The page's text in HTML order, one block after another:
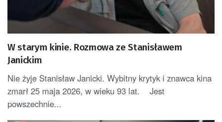
W starym kinie. Rozmowa ze Stanisławem
Janickim
Nie żyje Stanisław Janicki. Wybitny krytyk i znawca kina
zmarł 25 maja 2026, w wieku 93 lat. Jest
powszechnie...